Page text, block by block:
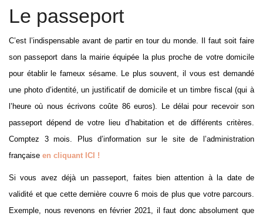
Le passeport
C’est l’indispensable avant de partir en tour du monde. Il faut soit faire
son passeport dans la mairie équipée la plus proche de votre domicile
pour établir le fameux sésame. Le plus souvent, il vous est demandé
une photo d’identité, un justificatif de domicile et un timbre fiscal (qui à
l’heure où nous écrivons coûte 86 euros). Le délai pour recevoir son
passeport dépend de votre lieu d’habitation et de différents critères.
Comptez 3 mois. Plus d’information sur le site de l’administration
française en cliquant ICI !
Si vous avez déjà un passeport, faites bien attention à la date de
validité et que cette dernière couvre 6 mois de plus que votre parcours.
Exemple, nous revenons en février 2021, il faut donc absolument que